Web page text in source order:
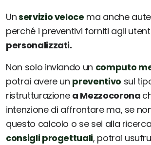
Unservizio veloce ma anche
perché i preventivi forniti agli
personalizzati.
Non solo inviando un computo
potrai avere un preventivo sul
ristrutturazione a Mezzocorona
intenzione di affrontare ma, se
questo calcolo o se sei alla
consigli progettuali, potrai